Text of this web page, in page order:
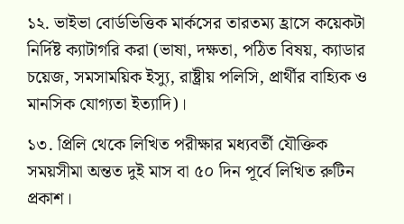
১২. ভাইভা বোর্ডভিত্তিক মার্কসের তারতম্য হ্রাসে কয়েকটা
নির্দিষ্ট ক্যাটাগরি করা (ভাষা, দক্ষতা, পঠিত বিষয়, ক্যাডার
চয়েজ, সমসাময়িক ইস্যু, রাষ্ট্রীয় পলিসি, প্রার্থীর বাহ্যিক ও
মানসিক যোগ্যতা ইত্যাদি)।
১৩. প্রিলি থেকে লিখিত পরীক্ষার মধ্যবর্তী যৌক্তিক
সময়সীমা অন্তত দুই মাস বা ৫০ দিন পূর্বে লিখিত রুটিন
প্রকাশ।